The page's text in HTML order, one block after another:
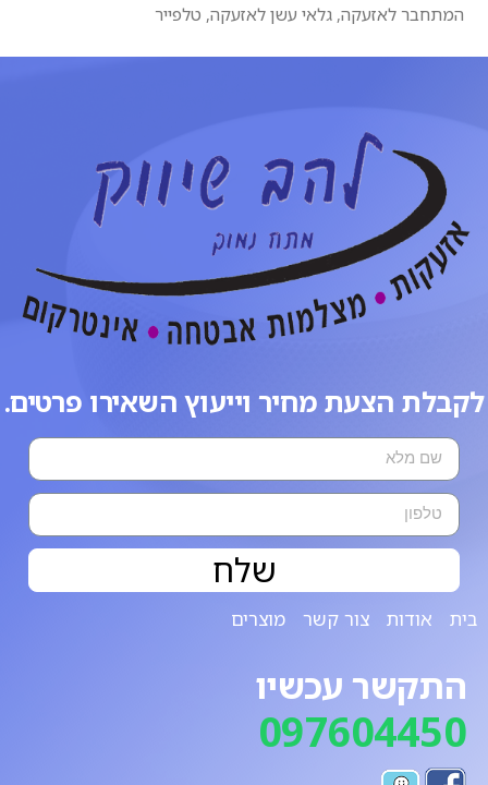
המתחבר לאזעקה, גלאי עשן לאזעקה, טלפייר
לקבלת הצעת מחיר וייעוץ השאירו פרטים.
שלח
בית אודות צור קשר מוצרים
התקשר עכשיו
097604450